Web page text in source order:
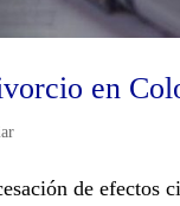
en
de efectos